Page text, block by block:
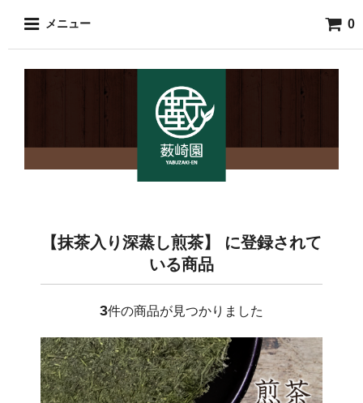
メニュー 0
【抹茶入り深蒸し煎茶】 に登録されて
いる商品
3件の商品が見つかりました